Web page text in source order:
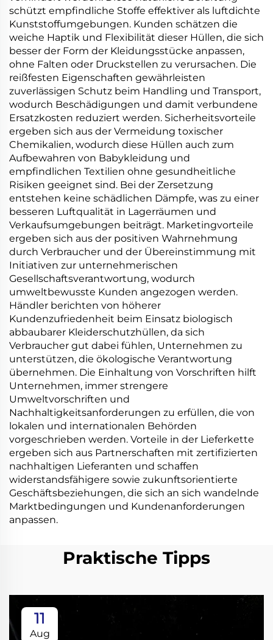
schützt empfindliche Stoffe effektiver als luftdichte
Kunststoffumgebungen. Kunden schätzen die
weiche Haptik und Flexibilität dieser Hüllen, die sich
besser der Form der Kleidungsstücke anpassen,
ohne Falten oder Druckstellen zu verursachen. Die
reißfesten Eigenschaften gewährleisten
zuverlässigen Schutz beim Handling und Transport,
wodurch Beschädigungen und damit verbundene
Ersatzkosten reduziert werden. Sicherheitsvorteile
ergeben sich aus der Vermeidung toxischer
Chemikalien, wodurch diese Hüllen auch zum
Aufbewahren von Babykleidung und
empfindlichen Textilien ohne gesundheitliche
Risiken geeignet sind. Bei der Zersetzung
entstehen keine schädlichen Dämpfe, was zu einer
besseren Luftqualität in Lagerräumen und
Verkaufsumgebungen beiträgt. Marketingvorteile
ergeben sich aus der positiven Wahrnehmung
durch Verbraucher und der Übereinstimmung mit
Initiativen zur unternehmerischen
Gesellschaftsverantwortung, wodurch
umweltbewusste Kunden angezogen werden.
Händler berichten von höherer
Kundenzufriedenheit beim Einsatz biologisch
abbaubarer Kleiderschutzhüllen, da sich
Verbraucher gut dabei fühlen, Unternehmen zu
unterstützen, die ökologische Verantwortung
übernehmen. Die Einhaltung von Vorschriften hilft
Unternehmen, immer strengere
Umweltvorschriften und
Nachhaltigkeitsanforderungen zu erfüllen, die von
lokalen und internationalen Behörden
vorgeschrieben werden. Vorteile in der Lieferkette
ergeben sich aus Partnerschaften mit zertifizierten
nachhaltigen Lieferanten und schaffen
widerstandsfähigere sowie zukunftsorientierte
Geschäftsbeziehungen, die sich an sich wandelnde
Marktbedingungen und Kundenanforderungen
anpassen.
Praktische Tipps
11
Aug